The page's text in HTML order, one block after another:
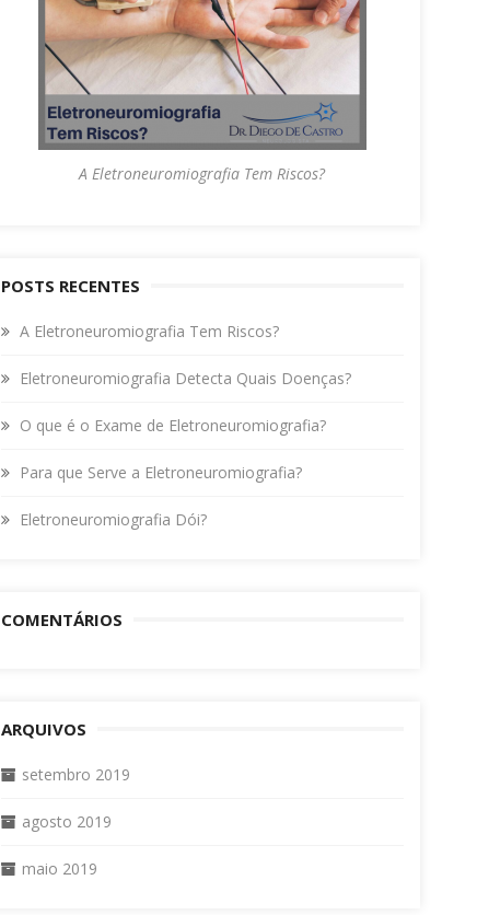
A Eletroneuromiografia Tem Riscos?
POSTS RECENTES
A Eletroneuromiografia Tem Riscos?
Eletroneuromiografia Detecta Quais Doenças?
O que é o Exame de Eletroneuromiografia?
Para que Serve a Eletroneuromiografia?
Eletroneuromiografia Dói?
COMENTÁRIOS
ARQUIVOS
setembro 2019
agosto 2019
maio 2019